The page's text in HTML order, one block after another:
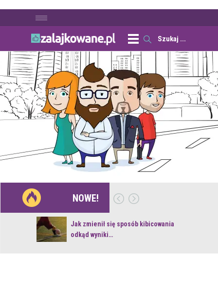
NOWE!
Jak zmienił się sposób kibicowania
odkąd wyniki…